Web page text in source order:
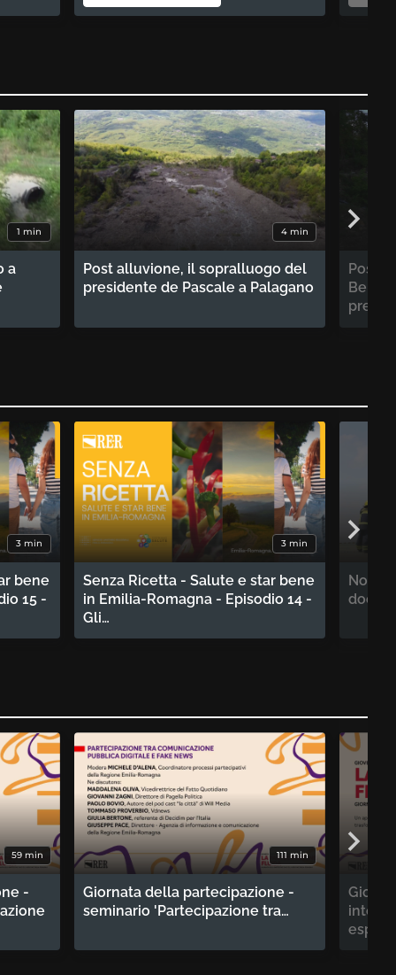
1 min
a
4 min
Post alluvione, il sopralluogo del
presidente de Pascale a Palagano
Post
3 min
bene
15 -
3 min
Senza Ricetta - Salute e star bene
in Emilia-Romagna - Episodio 14 -
Gli…
Non
59 min
-
111 min
Giornata della partecipazione -
seminario 'Partecipazione tra…
esperti